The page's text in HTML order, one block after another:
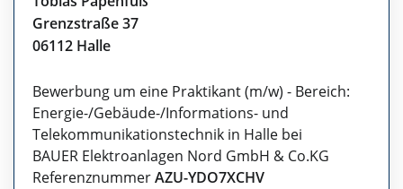
Grenzstraße 37
06112 Halle
Bewerbung um eine Praktikant (m/w) - Bereich:
Energie-/Gebäude-/Informations- und
Telekommunikationstechnik in Halle bei
BAUER Elektroanlagen Nord GmbH & Co.KG
ReferenznummerAZU-YDO7XCHV